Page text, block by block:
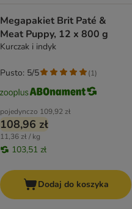
Megapakiet Brit Paté &
Meat Puppy, 12 x 800 g
Kurczak i indyk
pojedynczo 109,92 zł
108,96 zł
11,36 zł / kg
103,51 zł
Pusto: 5/5 (1)
Dodaj do koszyka